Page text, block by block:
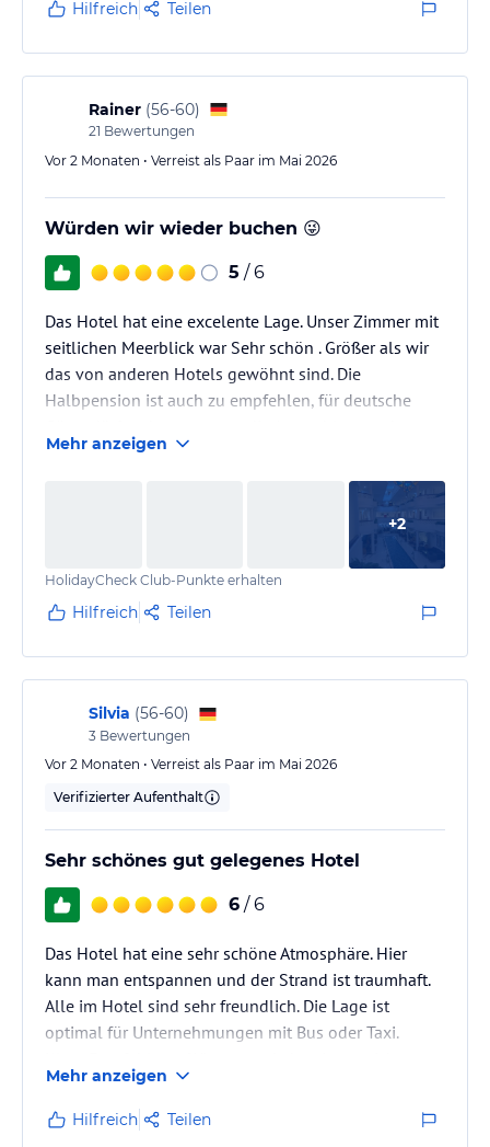
Hilfreich Teilen
Rainer (56-60)
21 Bewertungen
Vor 2 Monaten • Verreist als Paar im Mai 2026
Würden wir wieder buchen 😜
5 / 6
Das Hotel hat eine excelente Lage. Unser Zimmer mit
seitlichen Meerblick war Sehr schön . Größer als wir
das von anderen Hotels gewöhnt sind. Die
Halbpension ist auch zu empfehlen, für deutsche
sein zb Streichwurst und Wiener da leider
überwiegend auf Englischs Frühstück gesetzt wird.
Abends ist für jeden etwas dabei viel Fisch sehr
Mehr anzeigen
+2
HolidayCheck Club-Punkte erhalten
Hilfreich Teilen
Silvia (56-60)
3 Bewertungen
Vor 2 Monaten • Verreist als Paar im Mai 2026
Verifizierter Aufenthalt
Sehr schönes gut gelegenes Hotel
6 / 6
Das Hotel hat eine sehr schöne Atmosphäre. Hier
kann man entspannen und der Strand ist traumhaft.
Alle im Hotel sind sehr freundlich. Die Lage ist
optimal für Unternehmungen mit Bus oder Taxi.
letzten Mal.
Mehr anzeigen
Hilfreich Teilen